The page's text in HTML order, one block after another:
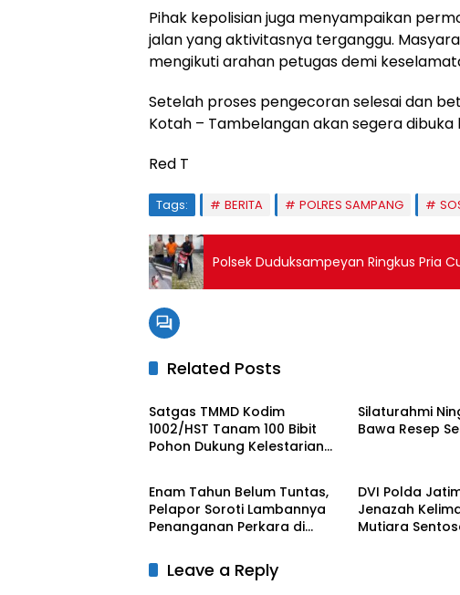
​Pihak kepolisian juga menyampaikan
jalan yang aktivitasnya terganggu.
mengikuti arahan petugas demi
Setelah proses pengecoran selesai dan
Kotah – Tambelangan akan segera
Red T
Tags: BERITA POLRES SAMPANG
Polsek Duduksampeyan Ringkus Pria
Related Posts
BERITA UTAMA
Satgas TMMD Kodim
1002/HST Tanam 100 Bibit
Pohon Dukung Kelestarian
Silaturahmi
Bawa Resep
BERITA UTAMA
Enam Tahun Belum Tuntas,
Pelapor Soroti Lambannya
Penanganan Perkara di
DVI Polda
Jenazah
Mutiara
Leave a Reply